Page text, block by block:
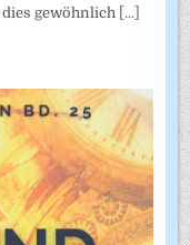
gewöhnlich [...]